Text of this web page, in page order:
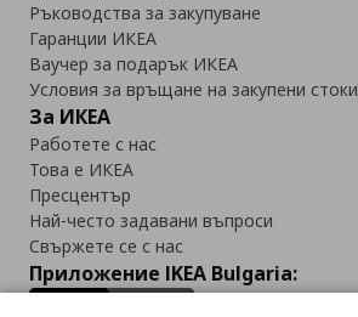
Ръководства за закупуване
Гаранции ИКЕА
Ваучер за подарък ИКЕА
Условия за връщане на закупени стоки
За ИКЕА
Работете с нас
Това е ИКЕА
Пресцентър
Най-често задавани въпроси
Свържете се с нас
Приложение IKEA Bulgaria: